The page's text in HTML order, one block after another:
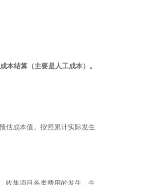
本结算（主要是人工成本）。
估成本值。按照累计实际发生
收集项目各类费用的发生，生